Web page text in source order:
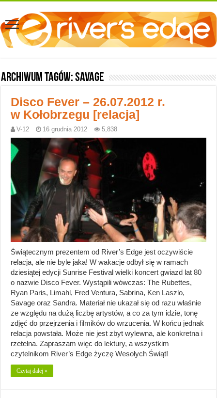
Archiwum tagów:Savage
Disco Fever – 26.07.2012 r.
w Kołobrzegu [relacja]
V-12 16 grudnia 2012 5,838
Świątecznym prezentem od River’s Edge jest oczywiście
relacja, ale nie byle jaka! W wakacje odbył się w ramach
dziesiątej edycji Sunrise Festival wielki koncert gwiazd lat 80
o nazwie Disco Fever. Wystąpili wówczas: The Rubettes,
Ryan Paris, Limahl, Fred Ventura, Sabrina, Ken Laszlo,
Savage oraz Sandra. Materiał nie ukazał się od razu właśnie
ze względu na dużą liczbę artystów, a co za tym idzie, tonę
zdjęć do przejrzenia i filmików do wrzucenia. W końcu jednak
relacja powstała. Może nie jest zbyt wylewna, ale konkretna i
rzetelna. Zapraszam więc do lektury, a wszystkim
czytelnikom River’s Edge życzę Wesołych Świąt!
Czytaj dalej »